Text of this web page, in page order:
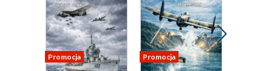
Promocja Promocja